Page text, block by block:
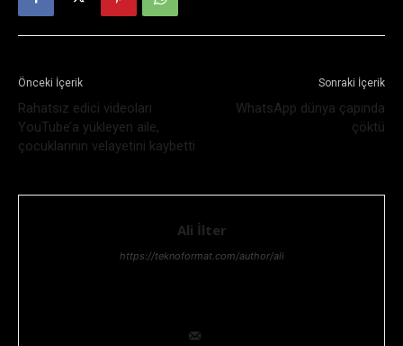
Önceki İçerik
Rahatsız edici videoları
YouTube’a yükleyen aile,
çocuklarının velayetini kaybetti
Sonraki İçerik
WhatsApp dünya çapında
çöktü
Ali İlter
https://teknoformat.com/author/ali